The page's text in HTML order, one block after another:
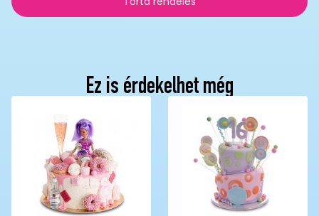
Ez is érdekelhet még